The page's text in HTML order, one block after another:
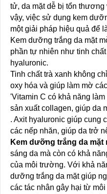
tử, da mặt dễ bị tổn thương
vậy, việc sử dụng kem
một giải pháp hiệu quả để
Kem dưỡng trắng da mặt
phần tự nhiên như tinh
hyaluronic.
Tinh chất trà xanh không
oxy hóa và giúp làm mờ
'Vitamin C có khả năng
sản xuất collagen, giúp da
. Axit hyaluronic giúp cung
các nếp nhăn, giúp da trở
Kem dưỡng trắng da mặt
sáng da mà còn có khả
của môi trường. Với khả
dưỡng trắng da mặt giúp
các tác nhân gây hại từ